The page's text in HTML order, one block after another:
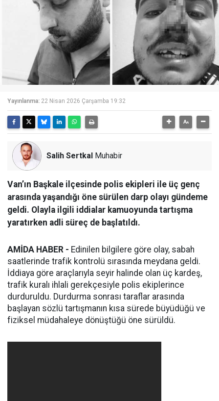
Yayınlanma: 22 Nisan 2026 Çarşamba 19:32
Salih Sertkal Muhabir
Van’ın Başkale ilçesinde polis ekipleri ile üç genç
arasında yaşandığı öne sürülen darp olayı gündeme
geldi. Olayla ilgili iddialar kamuoyunda tartışma
yaratırken adli süreç de başlatıldı.
AMİDA HABER - Edinilen bilgilere göre olay, sabah
saatlerinde trafik kontrolü sırasında meydana geldi.
İddiaya göre araçlarıyla seyir halinde olan üç kardeş,
trafik kuralı ihlali gerekçesiyle polis ekiplerince
durduruldu. Durdurma sonrası taraflar arasında
başlayan sözlü tartışmanın kısa sürede büyüdüğü ve
fiziksel müdahaleye dönüştüğü öne sürüldü.